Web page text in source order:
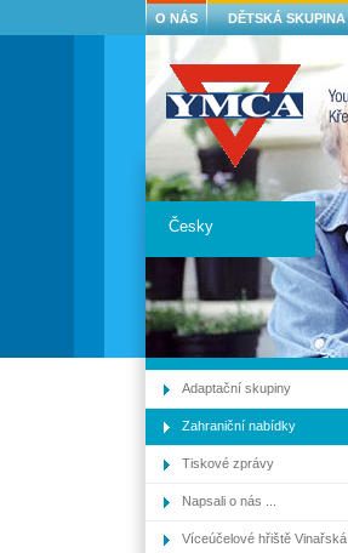
Česky
O NÁS DĚTSKÁ SKUPINA
Adaptační skupiny
Zahraniční nabídky
Tiskové zprávy
Napsali o nás ...
Víceúčelové hřiště Vinařská